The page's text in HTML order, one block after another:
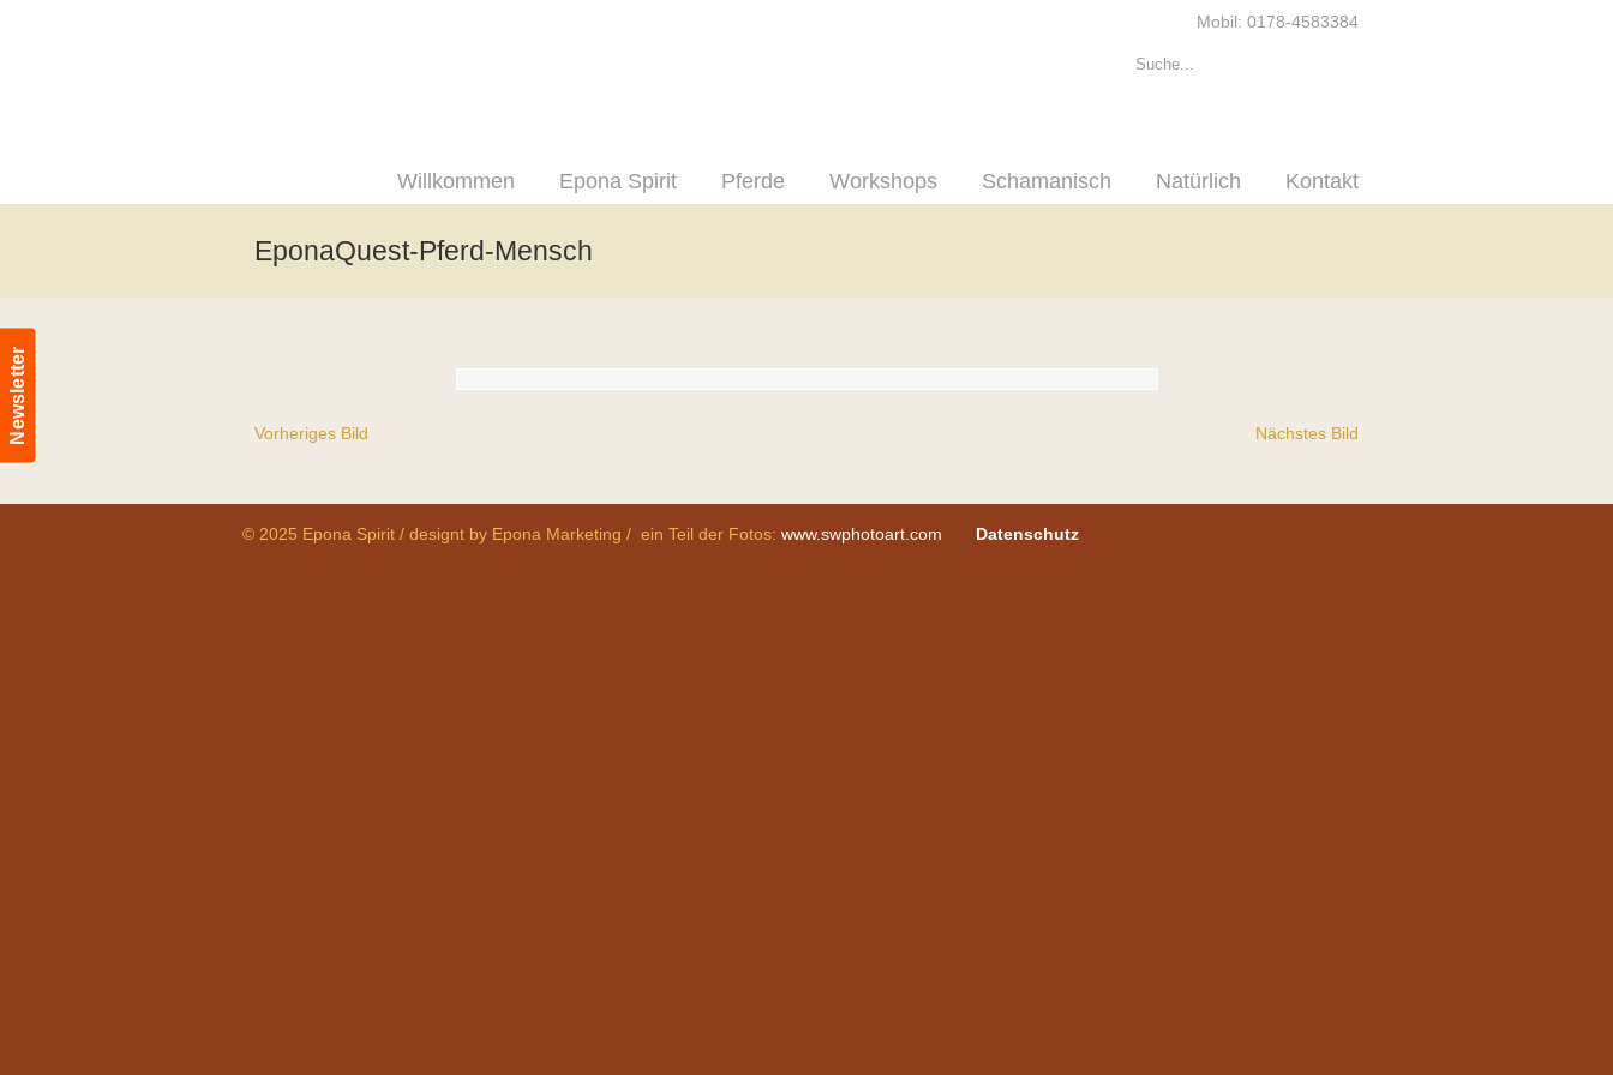
Newsletter
Mobil: 0178-4583384
Willkommen Epona Spirit Pferde Workshops Schamanisch Natürlich Kontakt
EponaQuest-Pferd-Mensch
Vorheriges Bild Nächstes Bild
© 2025 Epona Spirit / designt by Epona Marketing / ein Teil der Fotos: www.swphotoart.com Datenschutz